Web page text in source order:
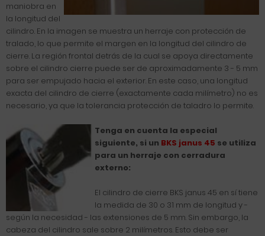
maniobra en
la longitud del
cilindro. En la imagen se muestra un herraje con protección de
tralado, lo que permite el margen en la longitud del cilindro de
cierre. La región frontal detrás de la cual se apoya directamente
sobre el cilindro cierre puede ser de aproximadamente 3 - 5 mm
para ser empujado hacia el exterior. En este caso, una longitud
exacta del cilindro de cierre (exactamente cada milímetro) no es
necesario, ya que la tolerancia protección de taladro lo permite.
Tenga en cuenta la especial
siguiente, si un BKS janus 45 se utiliza
para un herraje con cerradura
externo:
El cilindro de cierre BKS janus 45 en sí tiene
la medida de 30 o 31 mm de longitud y -
según la necesidad - las extensiones de 5 mm. Sin embargo, la
cabeza del cilindro sale sobre 2 milímetros. Esto debe ser